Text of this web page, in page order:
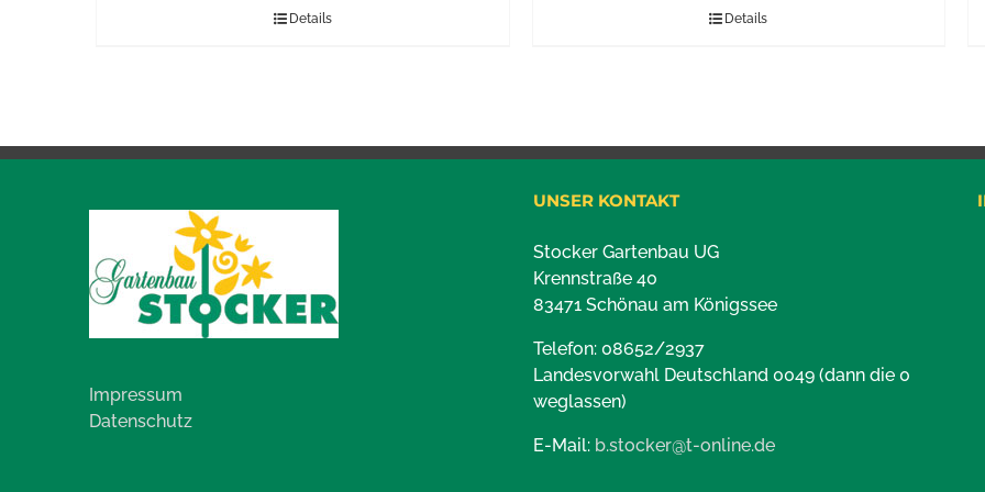
Details Details
Impressum
Datenschutz
UNSER KONTAKT
Stocker Gartenbau UG
Krennstraße 40
83471 Schönau am Königssee
Telefon: 08652/2937
Landesvorwahl Deutschland 0049 (dann die 0
weglassen)
E-Mail: b.stocker@t-online.de